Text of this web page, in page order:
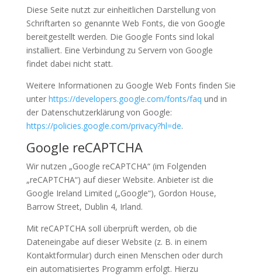
Diese Seite nutzt zur einheitlichen Darstellung von
Schriftarten so genannte Web Fonts, die von Google
bereitgestellt werden. Die Google Fonts sind lokal
installiert. Eine Verbindung zu Servern von Google
findet dabei nicht statt.
Weitere Informationen zu Google Web Fonts finden Sie
unter https://developers.google.com/fonts/faq und in
der Datenschutzerklärung von Google:
https://policies.google.com/privacy?hl=de.
Google reCAPTCHA
Wir nutzen „Google reCAPTCHA“ (im Folgenden
„reCAPTCHA“) auf dieser Website. Anbieter ist die
Google Ireland Limited („Google“), Gordon House,
Barrow Street, Dublin 4, Irland.
Mit reCAPTCHA soll überprüft werden, ob die
Dateneingabe auf dieser Website (z. B. in einem
Kontaktformular) durch einen Menschen oder durch
ein automatisiertes Programm erfolgt. Hierzu